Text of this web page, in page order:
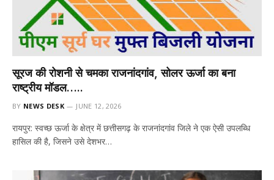
सूरज की रोशनी से चमका राजनांदगांव, सोलर ऊर्जा का बना
राष्ट्रीय मॉडल…..
BY NEWS DESK JUNE 12, 2026
रायपुर: स्वच्छ ऊर्जा के क्षेत्र में छत्तीसगढ़ के राजनांदगांव जिले ने एक ऐसी उपलब्धि
हासिल की है, जिसने उसे देशभर…